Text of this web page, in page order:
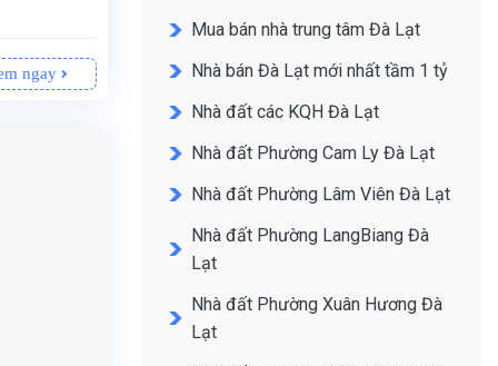
ngay
Mua bán nhà trung tâm Đà Lạt
Nhà bán Đà Lạt mới nhất tầm 1 tỷ
Nhà đất các KQH Đà Lạt
Nhà đất Phường Cam Ly Đà Lạt
Nhà đất Phường Lâm Viên Đà Lạt
Nhà đất Phường LangBiang Đà
Lạt
Nhà đất Phường Xuân Hương Đà
Lạt